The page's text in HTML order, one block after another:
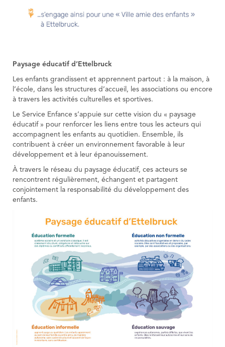
Paysage éducatif d’Ettelbruck
Les enfants grandissent et apprennent partout : à la maison, à
l’école, dans les structures d’accueil, les associations ou encore
à travers les activités culturelles et sportives.
Le Service Enfance s’appuie sur cette vision du « paysage
éducatif » pour renforcer les liens entre tous les acteurs qui
accompagnent les enfants au quotidien. Ensemble, ils
contribuent à créer un environnement favorable à leur
développement et à leur épanouissement.
À travers le réseau du paysage éducatif, ces acteurs se
rencontrent régulièrement, échangent et partagent
conjointement la responsabilité du développement des
enfants.